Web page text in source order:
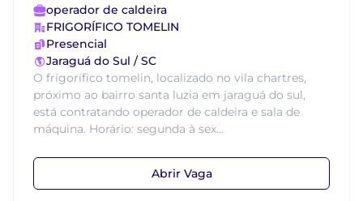
operador de caldeira
FRIGORÍFICO TOMELIN
Presencial
Jaraguá do Sul / SC
O frigorífico tomelin, localizado no vila chartres,
próximo ao bairro santa luzia em jaraguá do sul,
está contratando operador de caldeira e sala de
máquina. Horário: segunda à sex...
Abrir Vaga